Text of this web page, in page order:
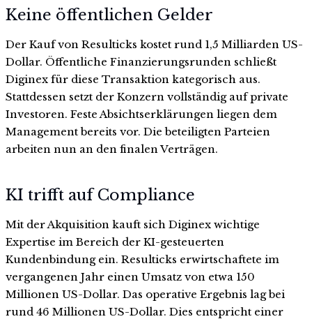
Keine öffentlichen Gelder
Der Kauf von Resulticks kostet rund 1,5 Milliarden US-
Dollar. Öffentliche Finanzierungsrunden schließt
Diginex für diese Transaktion kategorisch aus.
Stattdessen setzt der Konzern vollständig auf private
Investoren. Feste Absichtserklärungen liegen dem
Management bereits vor. Die beteiligten Parteien
arbeiten nun an den finalen Verträgen.
KI trifft auf Compliance
Mit der Akquisition kauft sich Diginex wichtige
Expertise im Bereich der KI-gesteuerten
Kundenbindung ein. Resulticks erwirtschaftete im
vergangenen Jahr einen Umsatz von etwa 150
Millionen US-Dollar. Das operative Ergebnis lag bei
rund 46 Millionen US-Dollar. Dies entspricht einer